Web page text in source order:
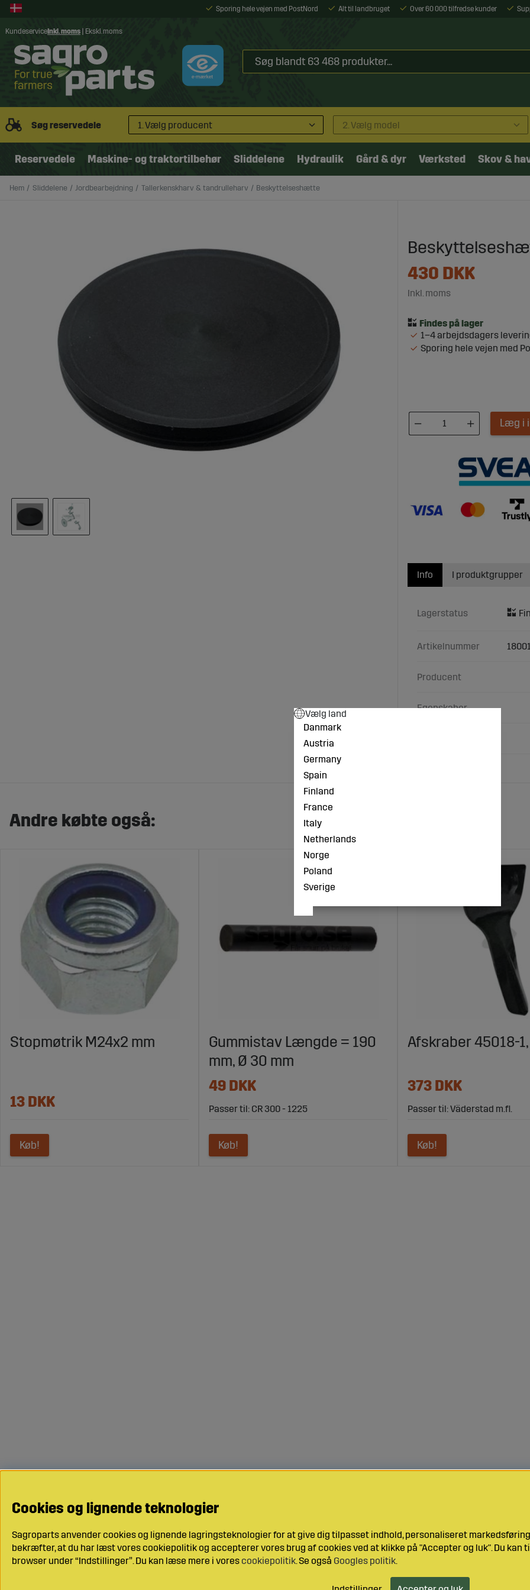
Sporing hele vejen med PostNord Alt til landbruget Over 60 000 tilfredse kunder
Kundeservice Inkl. moms Ekskl. moms
Søg reservedele 1. Vælg producent 2. Vælg model
Reservedele Maskine- og traktortilbehør Sliddelene Hydraulik Gård & dyr Værksted Skov &
Hem Sliddelene Jordbearbejdning Tallerkenskharv & tandrulleharv Beskyttelseshætte
430 DKK
Inkl. moms
1–4 arbejdsdagers
Sporing hele vejen med
Læg i
Info
Lagerstatus
Artikelnummer
Producent
Egenskaber
I produktgrupper
Andre købte også:
Stopmøtrik M24x2 mm
13 DKK
Køb!
Gummistav Længde = 190
mm, Ø 30 mm
49 DKK
Passer til: CR 300 - 1225
Køb!
Afskraber 45018-
373 DKK
Passer til: Väderstad m.fl.
Køb!
Cookies og lignende teknologier
Sagroparts anvender cookies og lignende lagringsteknologier for at give dig tilpasset indhold, personaliseret
bekræfter, at du har læst vores cookiepolitik og accepterer vores brug af cookies ved at klikke på "Accepter og luk". Du kan
browser under “Indstillinger”. Du kan læse mere i vorescookiepolitik. Se også Googles politik.
Vælg land
Danmark
Austria
Germany
Spain
Finland
France
Italy
Netherlands
Norge
Poland
Sverige